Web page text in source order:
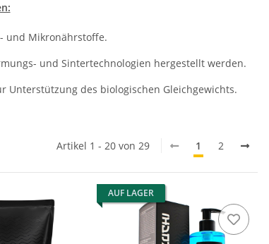
und Mikronährstoffe.
und Sintertechnologien hergestellt werden.
des biologischen Gleichgewichts.
Artikel 1 - 20 von 29 1 2
AUF LAGER